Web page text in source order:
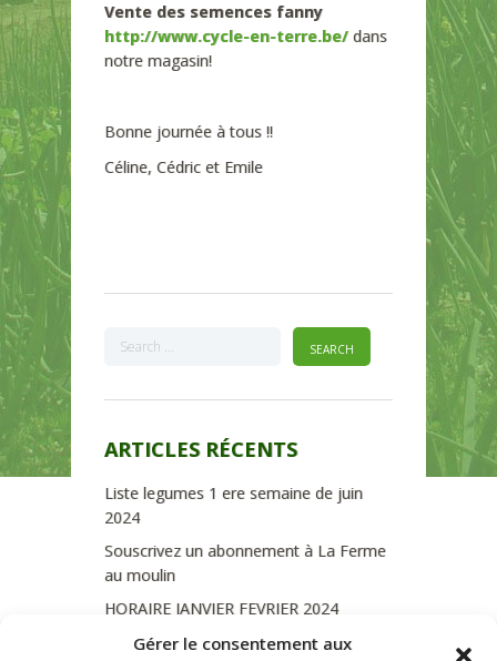
Gérer le consentement aux
Vente des semences fanny
http://www.cycle-en-terre.be/dans
notre magasin!
Bonne journée à tous !!
Céline, Cédric et Emile
ARTICLES RÉCENTS
Liste legumes 1 ere semaine de juin
2024
Souscrivez un abonnement à La Ferme
au moulin
HORAIRE JANVIER FEVRIER 2024
Soutien de La Province de Liège